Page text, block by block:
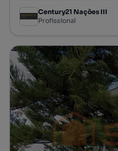
Century21 Nações III
Profissional